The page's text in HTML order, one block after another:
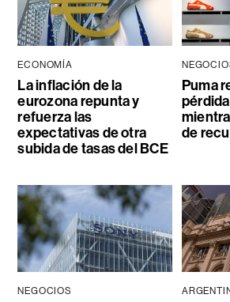
ECONOMÍA
La inflación de la
eurozona repunta y
refuerza las
expectativas de otra
subida de tasas del BCE
Puma
de
NEGOCIOS